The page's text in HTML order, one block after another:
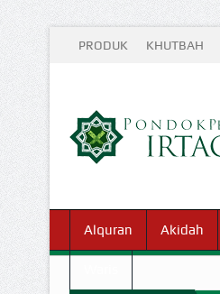
PRODUK KHUTBAH
Alquran Akidah